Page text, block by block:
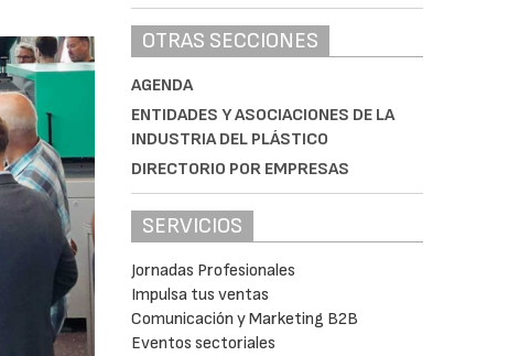
OTRAS SECCIONES
AGENDA
ENTIDADES Y ASOCIACIONES DE LA
INDUSTRIA DEL PLÁSTICO
DIRECTORIO POR EMPRESAS
SERVICIOS
Jornadas Profesionales
Impulsa tus ventas
Comunicación y Marketing B2B
Eventos sectoriales